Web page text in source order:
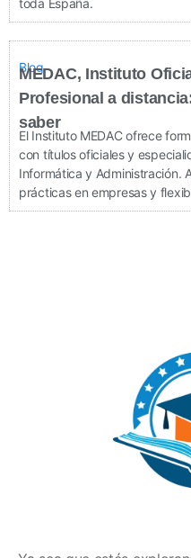
toda España.
Blog
MEDAC, Instituto
Profesional a
saber
El Instituto MEDAC ofrece
con títulos oficiales y
Informática y Administración.
prácticas en empresas y